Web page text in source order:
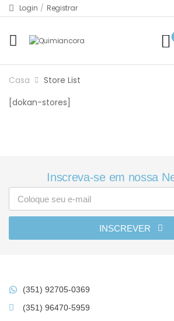
Login / Registrar
Casa
Store List
[dokan-stores]
Inscreva-se em nossa
INSCREVER
(351) 92705-0369
(351) 96470-5959